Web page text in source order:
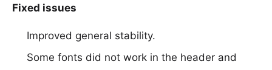
Fixed issues
Improved general stability.
Some fonts did not work in the header and